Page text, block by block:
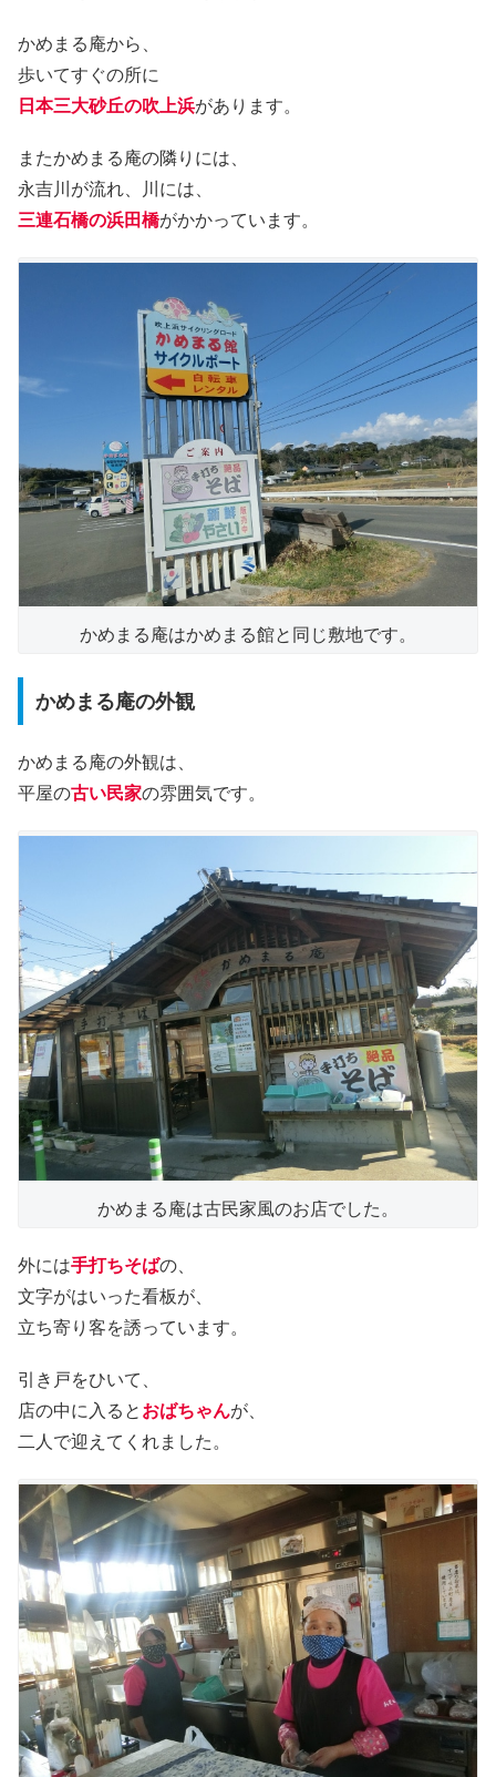
かめまる庵から、
歩いてすぐの所に
日本三大砂丘の吹上浜があります。
またかめまる庵の隣りには、
永吉川が流れ、川には、
三連石橋の浜田橋がかかっています。
かめまる庵はかめまる館と同じ敷地です。
かめまる庵の外観
かめまる庵の外観は、
平屋の古い民家の雰囲気です。
かめまる庵は古民家風のお店でした。
外には手打ちそばの、
文字がはいった看板が、
立ち寄り客を誘っています。
引き戸をひいて、
店の中に入ると おばちゃんが、
二人で迎えてくれました。